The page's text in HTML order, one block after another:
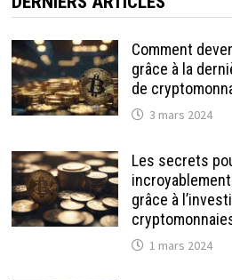
Comment
grâce à la
de
3 mars 2024
Les secrets
grâce à
1 mars 2024